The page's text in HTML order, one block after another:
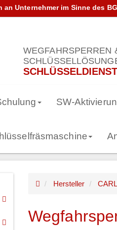
Unternehmer im Sinne des
WEGFAHRSPERREN
SW-
Hersteller